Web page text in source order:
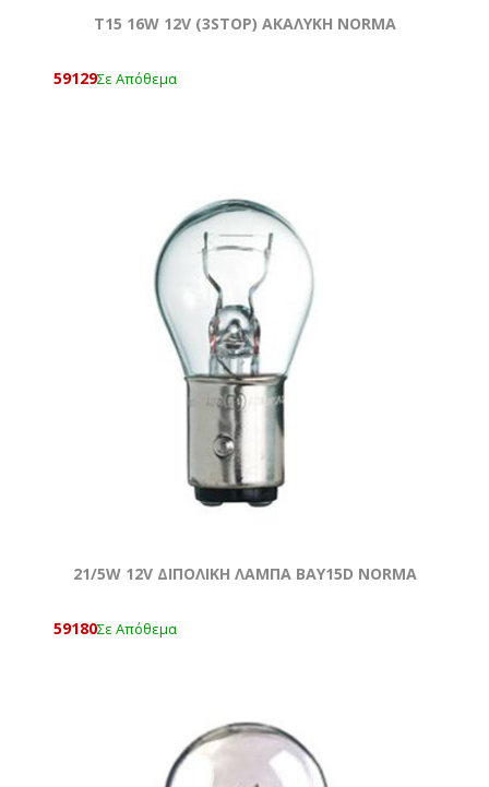
T15 16W 12V (3STOP) ΑΚΑΛΥΚΗ NORMA
59129Σε Απόθεμα
21/5W 12V ΔΙΠΟΛΙΚΗ ΛΑΜΠΑ BAY15D NORMA
59180Σε Απόθεμα